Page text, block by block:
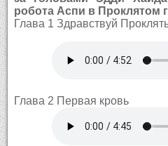
робота Аспи в Проклятом
Глава 1 Здравствуй
Глава 2 Первая кровь